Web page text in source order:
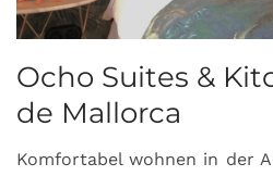
Ocho Suites &
de Mallorca
Komfortabel wohnen in der